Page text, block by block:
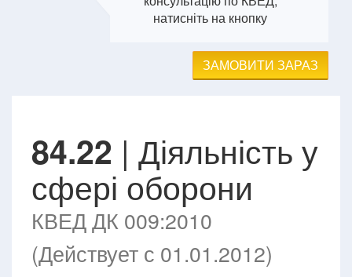
натисніть на кнопку
ЗАМОВИТИ ЗАРАЗ
84.22 | Діяльність у
сфері оборони
КВЕД ДК 009:2010
(Действует с 01.01.2012)